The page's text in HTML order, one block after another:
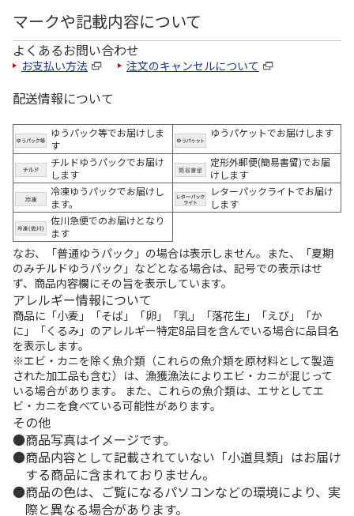
マークや記載内容について
よくあるお問い合わせ
お支払い方法 注文のキャンセルについて
配送情報について
ゆうパック等でお届けしま
す
ゆうパケットでお届けします
チルドゆうパックでお届け
します
定形外郵便(簡易書留)でお届
けします
冷凍ゆうパックでお届けし
ます。
レターパックライトでお届け
します
佐川急便でのお届けとなり
ます
なお、「普通ゆうパック」の場合は表示しません。また、「夏期
のみチルドゆうパック」などとなる場合は、記号での表示はせ
ず、商品内容欄にその旨を表示しています。
アレルギー情報について
商品に「小麦」「そば」「卵」「乳」「落花生」「えび」「か
に」「くるみ」のアレルギー特定8品目を含んでいる場合に品目名
を表示します。
※エビ・カニを除く魚介類（これらの魚介類を原材料として製造
された加工品も含む）は、漁獲漁法によりエビ・カニが混じって
いる場合があります。 また、これらの魚介類は、エサとしてエ
ビ・カニを食べている可能性があります。
その他
商品写真はイメージです。
商品内容として記載されていない「小道具類」はお届け
する商品に含まれておりません。
商品の色は、ご覧になるパソコンなどの環境により、実
際と異なる場合があります。